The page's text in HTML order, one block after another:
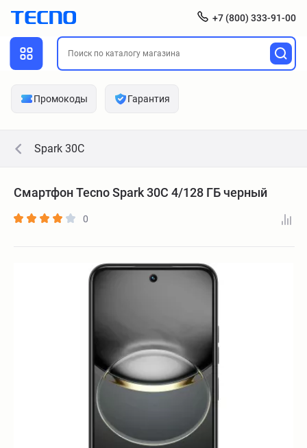
+7 (800) 333-91-00
Промокоды Гарантия
Spark 30C
Смартфон Tecno Spark 30C 4/128 ГБ черный
0